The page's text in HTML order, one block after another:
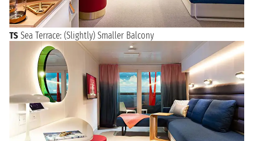
TS Sea Terrace: (Slightly) Smaller Balcony